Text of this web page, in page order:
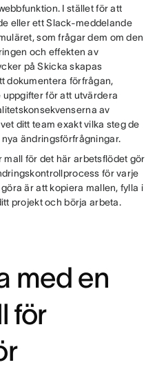
I stället för att
eller ett Slack-meddelande
som frågar dem om den
och effekten av
på Skicka skapas
dokumentera förfrågan,
för att utvärdera
av
ditt team exakt vilka steg de
ändringsförfrågningar.
för det här arbetsflödet gör
för varje
är att kopiera mallen, fylla i
projekt och börja arbeta.
med en
för